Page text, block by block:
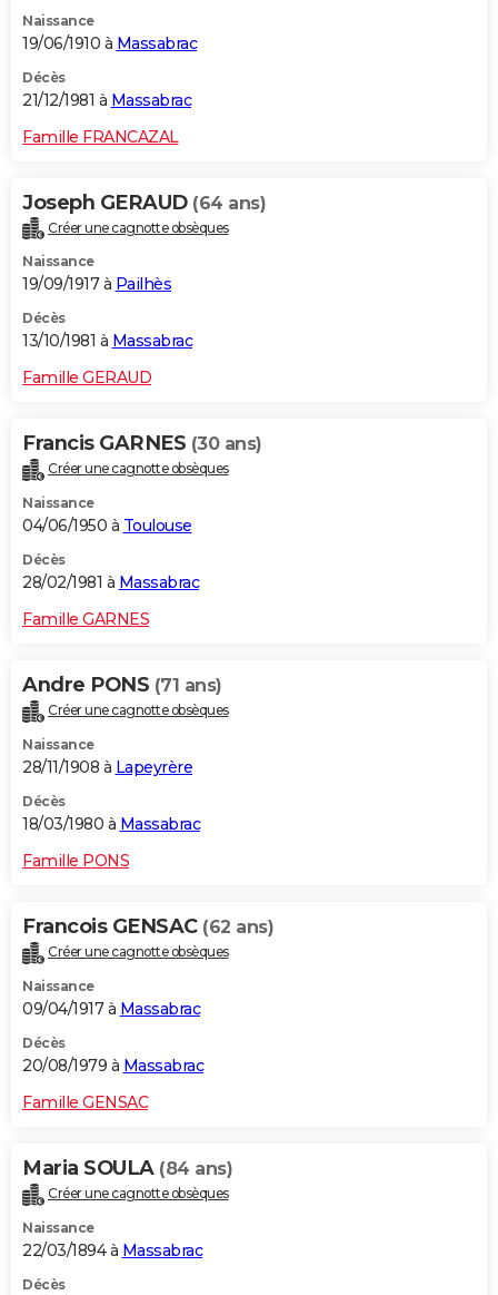
Naissance
19/06/1910 à Massabrac
Décès
21/12/1981 à Massabrac
Famille FRANCAZAL
Joseph GERAUD (64 ans)
Créer une cagnotte obsèques
Naissance
19/09/1917 à Pailhès
Décès
13/10/1981 à Massabrac
Famille GERAUD
Francis GARNES (30 ans)
Créer une cagnotte obsèques
Naissance
04/06/1950 à Toulouse
Décès
28/02/1981 à Massabrac
Famille GARNES
Andre PONS (71 ans)
Créer une cagnotte obsèques
Naissance
28/11/1908 à Lapeyrère
Décès
18/03/1980 à Massabrac
Famille PONS
Francois GENSAC (62 ans)
Créer une cagnotte obsèques
Naissance
09/04/1917 à Massabrac
Décès
20/08/1979 à Massabrac
Famille GENSAC
Maria SOULA (84 ans)
Créer une cagnotte obsèques
Naissance
22/03/1894 à Massabrac
Décès